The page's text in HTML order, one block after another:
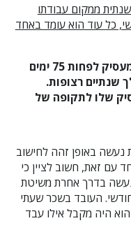
ממקום עבודתו
כל עוד הוא עומד באחד
העובד היה מועסק על ידי אותו מעסיק לפחות 75 ימים
שנתיים רצופות.
שלו לתקופה של
נעשה באופן זהה לחישוב
עם זאת, חשוב לציין כי
בדרך אחרת משיטת
העובד בשכר שעתי
היה מקבל אילו עבד